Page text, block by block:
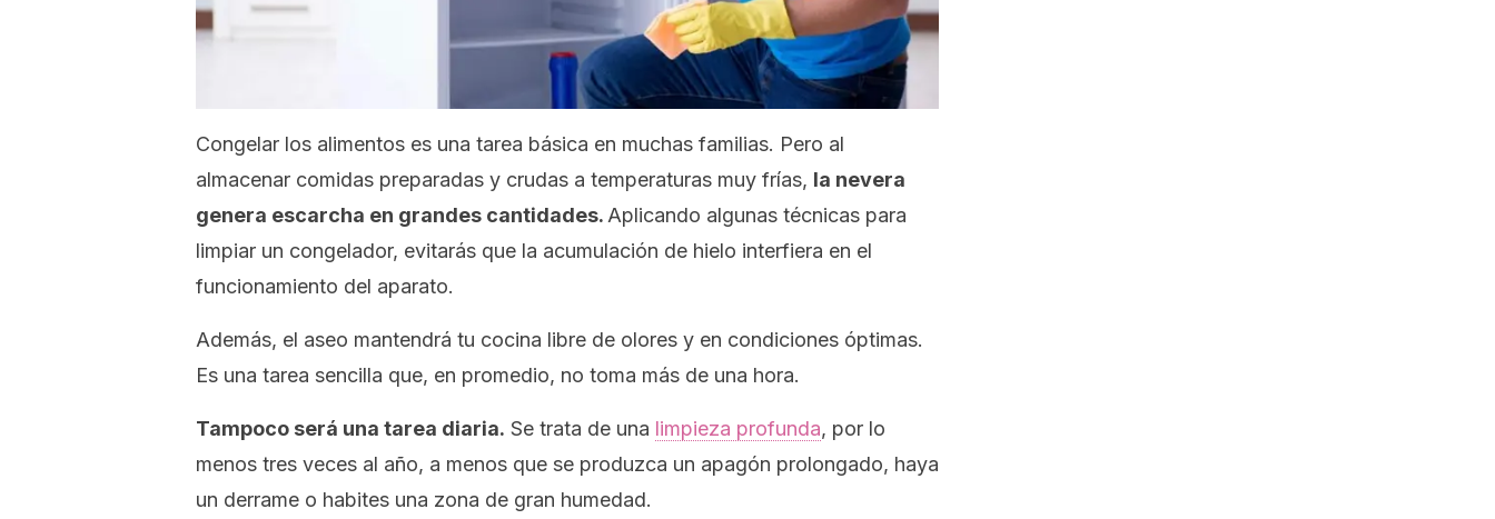
Congelar los alimentos es una tarea básica en muchas familias. Pero al
almacenar comidas preparadas y crudas a temperaturas muy frías, la nevera
genera escarcha en grandes cantidades. Aplicando algunas técnicas para
limpiar un congelador, evitarás que la acumulación de hielo interfiera en el
funcionamiento del aparato.
Además, el aseo mantendrá tu cocina libre de olores y en condiciones óptimas.
Es una tarea sencilla que, en promedio, no toma más de una hora.
Tampoco será una tarea diaria. Se trata de una limpieza profunda, por lo
menos tres veces al año, a menos que se produzca un apagón prolongado, haya
un derrame o habites una zona de gran humedad.